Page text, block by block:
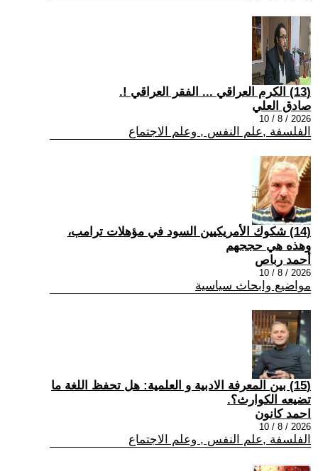
(13) الكرم العراقي ... الفقر العراقي !.
صادق العلي
2026 / 8 / 10
الفلسفة ,علم النفس , وعلم الاجتماع
(14) شكوك الأمريكيين السود في مؤهلات ترامب،
وهذه هي حججهم
أحمد رباص
2026 / 8 / 10
مواضيع وابحاث سياسية
(15) بين المعرفة الادبية و العلمية: هل تحفظ اللغة ما
تضيعه الكوارث؟.
احمد كانون
2026 / 8 / 10
الفلسفة ,علم النفس , وعلم الاجتماع